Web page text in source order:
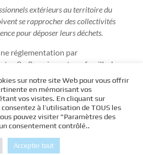
extérieurs au territoire du
se rapprocher des collectivités
pour déposer leurs déchets.
réglementation par
2m3 par jour et par famille, le
un espace public surveillé et
il vous est possible de déposer
ne pouvant pas être pris en
habituelles.
sur notre site Web pour vous offrir
en mémorisant vos
vos visites. En cliquant sur
à l’utilisation de TOUS les
pouvez visiter "Paramètres des
consentement contrôlé..
Accepter tout